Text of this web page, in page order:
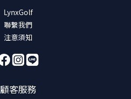
LynxGolf
聯繫我們
注意須知
顧客服務